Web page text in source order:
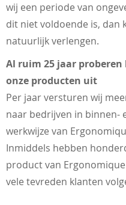
wij een periode van
dit niet voldoende is, dan
natuurlijk verlengen.
Al ruim 25 jaar
onze producten uit
Per jaar versturen wij
naar bedrijven in binnen-
werkwijze van
Inmiddels hebben
product van
vele tevreden klanten